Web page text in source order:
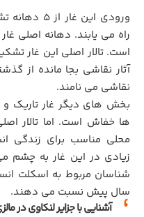
ورودی این
است. تالار اصلی این غار
آثار نقاشی بجا مانده از
نقاشی می نامند.
بخش های دیگر غار تاریک
ها خفاش است. اما تالار
محلی مناسب برای زندگی
زیادی در این غار به چشم
سال پیش نسبت می دهند.
آشنایی با جزایر لنکاوی در